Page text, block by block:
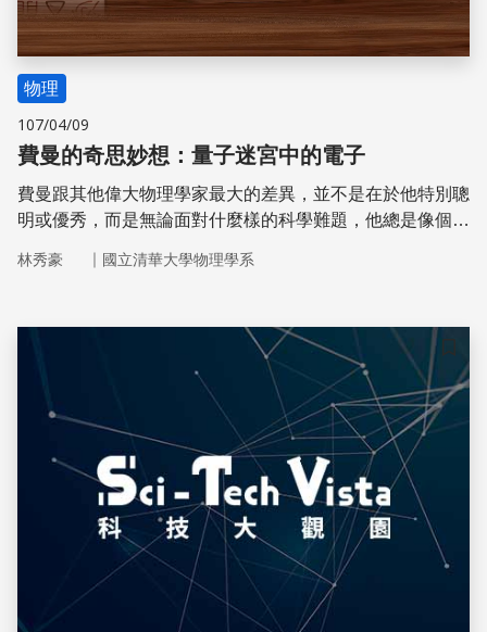
物理
107/04/09
費曼的奇思妙想：量子迷宮中的電子
費曼跟其他偉大物理學家最大的差異，並不是在於他特別聰
明或優秀，而是無論面對什麼樣的科學難題，他總是像個小
思考模式，當理論學家仍在就著雙狹縫實驗結果，爭論電子
輯，調皮地設想各種可能性了。
林秀豪 ｜ 國立清華大學物理學系
儲存